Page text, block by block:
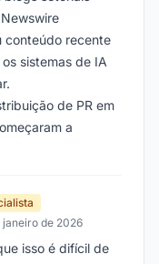
conteúdo recente
sistemas de IA
de PR em
a
janeiro de 2026
isso é difícil de